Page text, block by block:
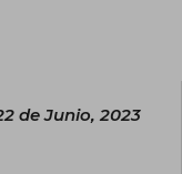
de Junio, 2023